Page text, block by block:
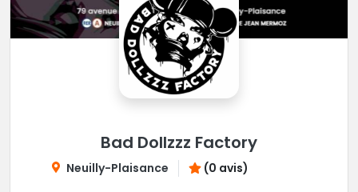
Bad Dollzzz Factory
Neuilly-Plaisance (0 avis)